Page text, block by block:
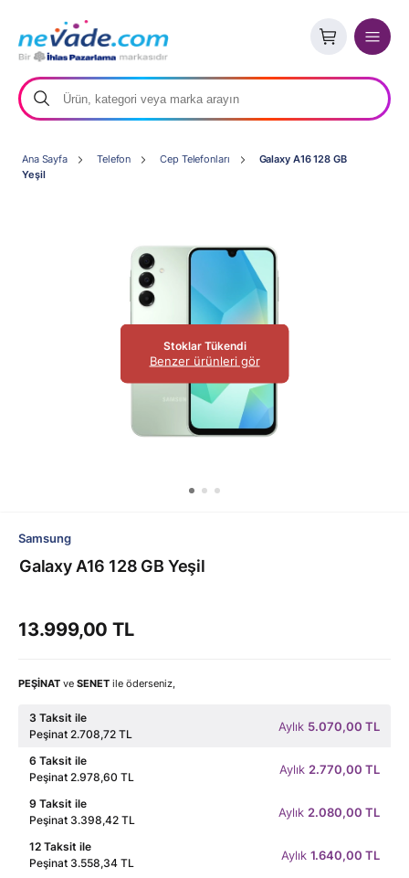
Ana Sayfa Telefon Cep Telefonları
Galaxy A16 128 GB
Yeşil
Stoklar Tükendi
Benzer ürünleri gör
Samsung
Galaxy A16 128 GB Yeşil
13.999,00 TL
PEŞİNAT ve SENET ile öderseniz,
3 Taksit ile
Peşinat 2.708,72 TL
Aylık 5.070,00 TL
6 Taksit ile
Peşinat 2.978,60 TL
Aylık 2.770,00 TL
9 Taksit ile
Peşinat 3.398,42 TL
Aylık 2.080,00 TL
12 Taksit ile
Peşinat 3.558,34 TL
Aylık 1.640,00 TL